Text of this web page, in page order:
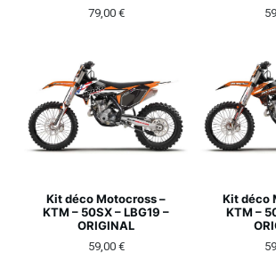
79,00 €
Kit déco Motocross –
KTM – 50SX – LBG19 –
ORIGINAL
59,00 €
Kit déco
KTM –